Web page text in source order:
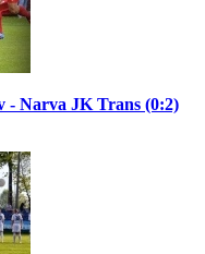
- Narva JK Trans (0:2)